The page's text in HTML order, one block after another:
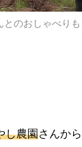
とのおしゃべり
し農園さんか